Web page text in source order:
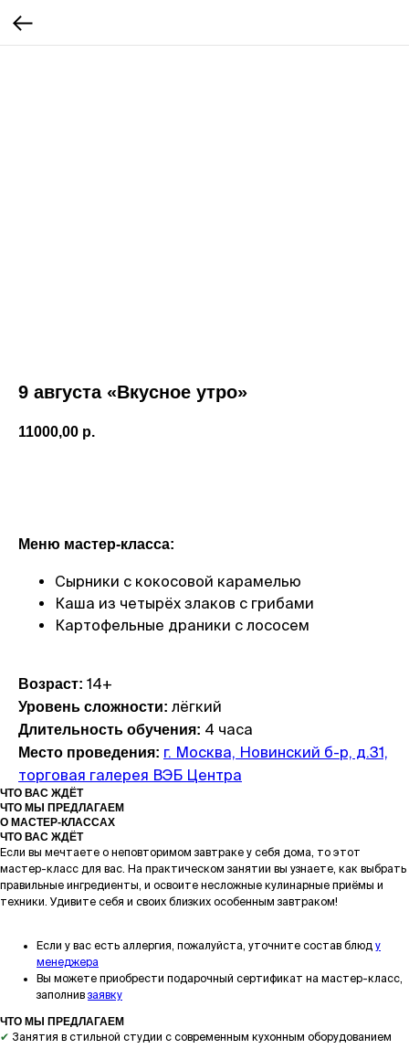
9 августа «Вкусное утро»
11000,00 р.
Меню мастер-класса:
Сырники с кокосовой карамелью
Каша из четырёх злаков с грибами
Картофельные драники с лососем
Возраст: 14+
Уровень сложности: лёгкий
Длительность обучения: 4 часа
Место проведения: г. Москва, Новинский б-р, д.31,
торговая галерея ВЭБ Центра
ЧТО ВАС ЖДЁТ
ЧТО МЫ ПРЕДЛАГАЕМ
О МАСТЕР-КЛАССАХ
ЧТО ВАС ЖДЁТ
Если вы мечтаете о неповторимом завтраке у себя дома, то этот
мастер-класс для вас. На практическом занятии вы узнаете, как выбрать
правильные ингредиенты, и освоите несложные кулинарные приёмы и
техники. Удивите себя и своих близких особенным завтраком!
Если у вас есть аллергия, пожалуйста, уточните состав блюд у
менеджера
Вы можете приобрести подарочный сертификат на мастер-класс,
заполнив заявку
ЧТО МЫ ПРЕДЛАГАЕМ
✔ Занятия в стильной студии с современным кухонным оборудованием